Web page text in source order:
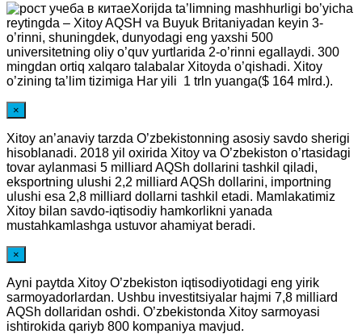
Xorijda ta’limning mashhurligi bo’yicha
reytingda – Xitoy AQSH va Buyuk Britaniyadan keyin 3-
o’rinni, shuningdek, dunyodagi eng yaxshi 500
universitetning oliy o’quv yurtlarida 2-o’rinni egallaydi. 300
mingdan ortiq xalqaro talabalar Xitoyda o’qishadi. Xitoy
o’zining ta’lim tizimiga Har yili 1 trln yuanga($ 164 mlrd.).
×
Xitoy an’anaviy tarzda O’zbekistonning asosiy savdo sherigi
hisoblanadi. 2018 yil oxirida Xitoy va O’zbekiston o’rtasidagi
tovar aylanmasi 5 milliard AQSh dollarini tashkil qiladi,
eksportning ulushi 2,2 milliard AQSh dollarini, importning
ulushi esa 2,8 milliard dollarni tashkil etadi. Mamlakatimiz
Xitoy bilan savdo-iqtisodiy hamkorlikni yanada
mustahkamlashga ustuvor ahamiyat beradi.
×
Ayni paytda Xitoy O’zbekiston iqtisodiyotidagi eng yirik
sarmoyadorlardan. Ushbu investitsiyalar hajmi 7,8 milliard
AQSh dollaridan oshdi. O’zbekistonda Xitoy sarmoyasi
ishtirokida qariyb 800 kompaniya mavjud.